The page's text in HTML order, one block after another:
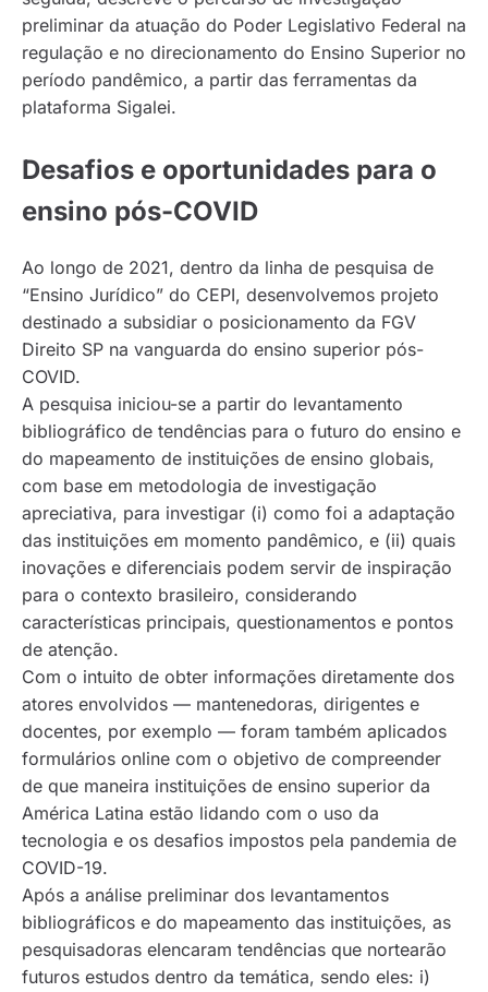
preliminar da atuação do Poder Legislativo Federal na
regulação e no direcionamento do Ensino Superior no
período pandêmico, a partir das ferramentas da
plataforma Sigalei.
Desafios e oportunidades para o
ensino pós-COVID
Ao longo de 2021, dentro da linha de pesquisa de
“Ensino Jurídico” do CEPI, desenvolvemos projeto
destinado a subsidiar o posicionamento da FGV
Direito SP na vanguarda do ensino superior pós-
COVID.
A pesquisa iniciou-se a partir do levantamento
bibliográfico de tendências para o futuro do ensino e
do mapeamento de instituições de ensino globais,
com base em metodologia de investigação
apreciativa, para investigar (i) como foi a adaptação
das instituições em momento pandêmico, e (ii) quais
inovações e diferenciais podem servir de inspiração
para o contexto brasileiro, considerando
características principais, questionamentos e pontos
de atenção.
Com o intuito de obter informações diretamente dos
atores envolvidos — mantenedoras, dirigentes e
docentes, por exemplo — foram também aplicados
formulários online com o objetivo de compreender
de que maneira instituições de ensino superior da
América Latina estão lidando com o uso da
tecnologia e os desafios impostos pela pandemia de
COVID-19.
Após a análise preliminar dos levantamentos
bibliográficos e do mapeamento das instituições, as
pesquisadoras elencaram tendências que nortearão
futuros estudos dentro da temática, sendo eles: i)